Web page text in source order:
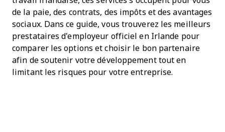
de la paie, des contrats, des impôts et des avantages
sociaux. Dans ce guide, vous trouverez les meilleurs
prestataires d'employeur officiel en Irlande pour
comparer les options et choisir le bon partenaire
afin de soutenir votre développement tout en
limitant les risques pour votre entreprise.